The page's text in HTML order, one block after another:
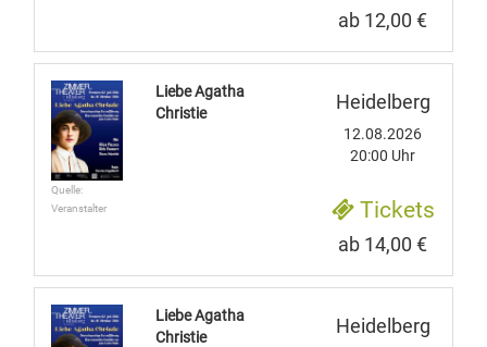
ab 12,00 €
Quelle:
Veranstalter
Liebe Agatha
Christie
Heidelberg
12.08.2026
20:00 Uhr
Tickets
ab 14,00 €
Liebe Agatha
Christie
Heidelberg